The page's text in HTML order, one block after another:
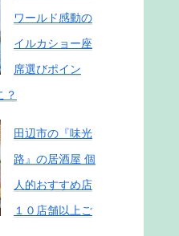
ワールド感動の
イルカショー座
席選びポイン
？
田辺市の『味光
路』の居酒屋 個
人的おすすめ店
１０店舗以上ご